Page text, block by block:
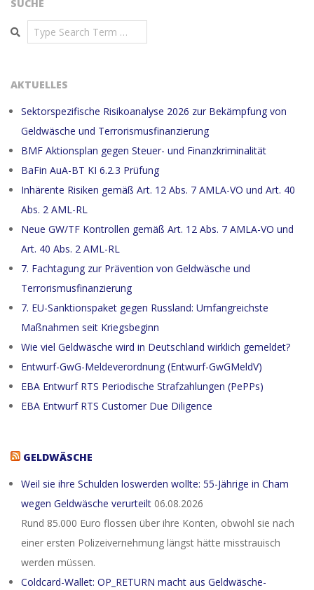
SUCHE
Search
AKTUELLES
Sektorspezifische Risikoanalyse 2026 zur Bekämpfung von
Geldwäsche und Terrorismusfinanzierung
BMF Aktionsplan gegen Steuer- und Finanzkriminalität
BaFin AuA-BT KI 6.2.3 Prüfung
Inhärente Risiken gemäß Art. 12 Abs. 7 AMLA-VO und Art. 40
Abs. 2 AML-RL
Neue GW/TF Kontrollen gemäß Art. 12 Abs. 7 AMLA-VO und
Art. 40 Abs. 2 AML-RL
7. Fachtagung zur Prävention von Geldwäsche und
Terrorismusfinanzierung
7. EU-Sanktionspaket gegen Russland: Umfangreichste
Maßnahmen seit Kriegsbeginn
Wie viel Geldwäsche wird in Deutschland wirklich gemeldet?
Entwurf-GwG-Meldeverordnung (Entwurf-GwGMeldV)
EBA Entwurf RTS Periodische Strafzahlungen (PePPs)
EBA Entwurf RTS Customer Due Diligence
GELDWÄSCHE
Weil sie ihre Schulden loswerden wollte: 55-Jährige in Cham
wegen Geldwäsche verurteilt 06.08.2026
Rund 85.000 Euro flossen über ihre Konten, obwohl sie nach
einer ersten Polizeivernehmung längst hätte misstrauisch
werden müssen.
Coldcard-Wallet: OP_RETURN macht aus Geldwäsche-